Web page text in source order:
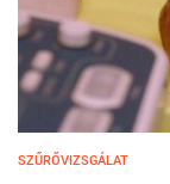
SZŰRŐVIZSGÁLAT